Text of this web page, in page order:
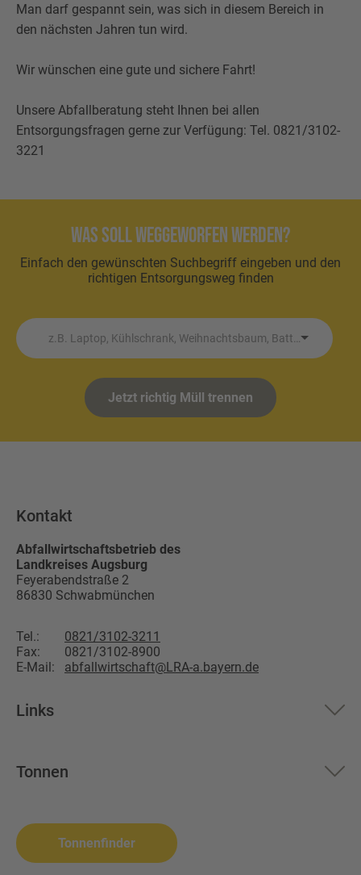
Man darf gespannt sein, was sich in diesem Bereich in
den nächsten Jahren tun wird.
Wir wünschen eine gute und sichere Fahrt!
Unsere Abfallberatung steht Ihnen bei allen
Entsorgungsfragen gerne zur Verfügung: Tel. 0821/3102-
3221
Was soll weggeworfen werden?
Einfach den gewünschten Suchbegriff eingeben und den
richtigen Entsorgungsweg finden
Jetzt richtig Müll trennen
Kontakt
Abfallwirtschaftsbetrieb des
Landkreises Augsburg
Feyerabendstraße 2
86830 Schwabmünchen
Tel.:
0821/3102-3211
Fax:
0821/3102-8900
E-Mail:
abfallwirtschaft@LRA-a.bayern.de
Links
Über uns
Tonnen
Biomüll
Altpapier
Tonnenfinder